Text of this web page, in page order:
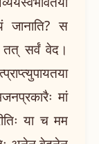
जानाति? स
तत् सर्वं वेद।
मां
या च मम